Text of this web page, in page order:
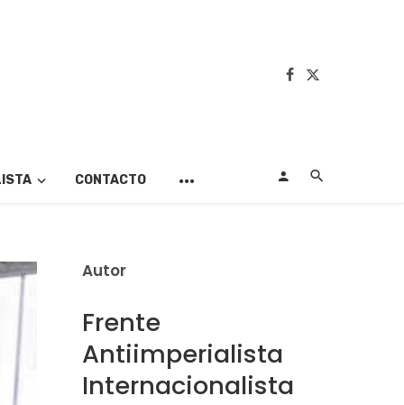
CONTACTO
Autor
Frente
Antiimperialista
Internacionalista